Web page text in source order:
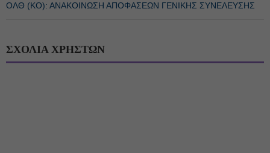
ΟΛΘ (ΚΟ): ΑΝΑΚΟΙΝΩΣΗ ΑΠΟΦΑΣΕΩΝ ΓΕΝΙΚΗΣ ΣΥΝΕΛΕΥΣΗΣ
ΣΧΟΛΙΑ ΧΡΗΣΤΩΝ